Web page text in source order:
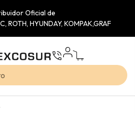
Oficial de
ROTH, HYUNDAY, KOMPAK,GRAF